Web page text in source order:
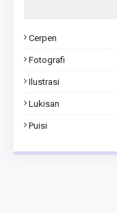
Cerpen
Fotografi
Ilustrasi
Lukisan
Puisi